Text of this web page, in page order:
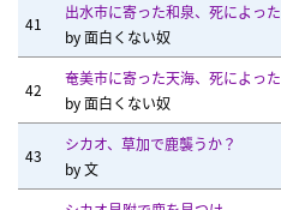
41
出水市に寄った和泉、死によった
by面白くない奴
42
奄美市に寄った天海、死によった
by面白くない奴
43
シカオ、草加で鹿襲うか？
by文